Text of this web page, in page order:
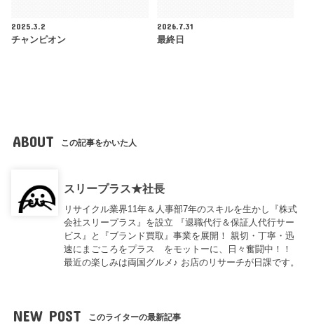
2025.3.2
チャンピオン
2026.7.31
最終日
ABOUT この記事をかいた人
スリープラス★社長
リサイクル業界11年＆人事部7年のスキルを生かし『株式
会社スリープラス』を設立 『退職代行＆保証人代行サー
ビス』と『ブランド買取』事業を展開！ 親切・丁寧・迅
速にまごころをプラス をモットーに、日々奮闘中！！
最近の楽しみは両国グルメ♪ お店のリサーチが日課です。
NEW POST このライターの最新記事